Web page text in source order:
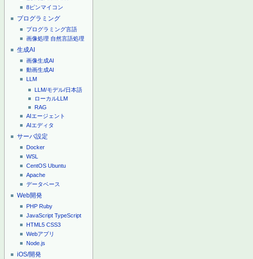
8ピンマイコン
プログラミング
プログラミング言語
画像処理 自然言語処理
生成AI
画像生成AI
動画生成AI
LLM
LLM/モデル/日本語
ローカルLLM
RAG
AIエージェント
AIエディタ
サーバ設定
Docker
WSL
CentOS Ubuntu
Apache
データベース
Web開発
PHP Ruby
JavaScript TypeScript
HTML5 CSS3
Webアプリ
Node.js
iOS/開発